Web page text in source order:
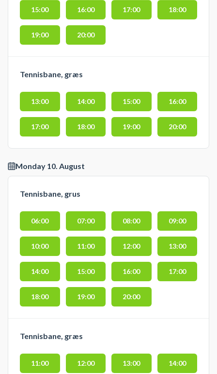
15:00 16:00 17:00 18:00
19:00 20:00
Tennisbane, græs
13:00 14:00 15:00 16:00
17:00 18:00 19:00 20:00
Monday 10. August
Tennisbane, grus
06:00 07:00 08:00 09:00
10:00 11:00 12:00 13:00
14:00 15:00 16:00 17:00
18:00 19:00 20:00
Tennisbane, græs
11:00 12:00 13:00 14:00